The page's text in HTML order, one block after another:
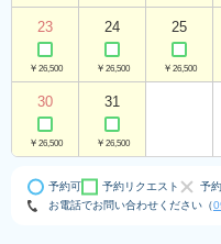
23
￥26,500
24
￥26,500
25
￥26,500
30
￥26,500
31
￥26,500
予約可 予約リクエスト
予
お電話でお問い合わせください（